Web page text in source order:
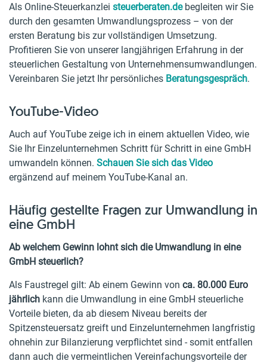
Als Online-Steuerkanzlei steuerberaten.debegleiten wir Sie
durch den gesamten Umwandlungsprozess – von der
ersten Beratung bis zur vollständigen Umsetzung.
Profitieren Sie von unserer langjährigen Erfahrung in der
steuerlichen Gestaltung von Unternehmensumwandlungen.
Vereinbaren Sie jetzt Ihr persönliches Beratungsgespräch.
YouTube-Video
Auch auf YouTube zeige ich in einem aktuellen Video, wie
Sie Ihr Einzelunternehmen Schritt für Schritt in eine GmbH
umwandeln können. Schauen Sie sich das Video
ergänzend auf meinem YouTube-Kanal an.
Häufig gestellte Fragen zur Umwandlung in
eine GmbH
Ab welchem Gewinn lohnt sich die Umwandlung in eine
GmbH steuerlich?
Als Faustregel gilt: Ab einem Gewinn von ca. 80.000 Euro
jährlich kann die Umwandlung in eine GmbH steuerliche
Vorteile bieten, da ab diesem Niveau bereits der
Spitzensteuersatz greift und Einzelunternehmen langfristig
ohnehin zur Bilanzierung verpflichtet sind - somit entfallen
dann auch die vermeintlichen Vereinfachungsvorteile der